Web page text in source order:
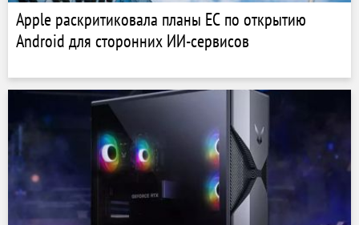
Apple раскритиковала планы ЕС по открытию
Android для сторонних ИИ-сервисов